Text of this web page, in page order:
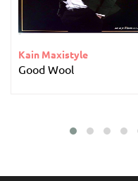
Kain Maxistyle
Good Wool